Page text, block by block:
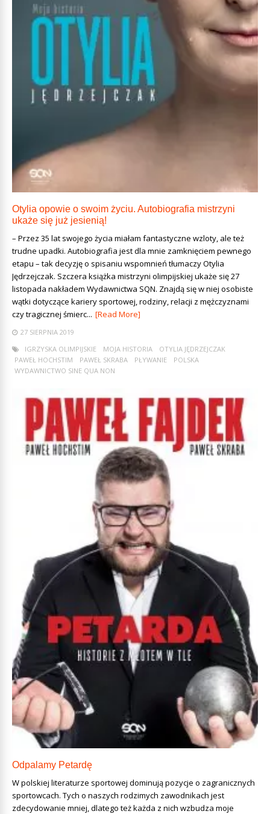
Otylia opowie o swoim życiu. Autobiografia mistrzyni
ukaże się już jesienią!
– Przez 35 lat swojego życia miałam fantastyczne wzloty, ale też
trudne upadki. Autobiografia jest dla mnie zamknięciem pewnego
etapu – tak decyzję o spisaniu wspomnień tłumaczy Otylia
Jędrzejczak. Szczera książka mistrzyni olimpijskiej ukaże się 27
listopada nakładem Wydawnictwa SQN. Znajdą się w niej osobiste
wątki dotyczące kariery sportowej, rodziny, relacji z mężczyznami
czy tragicznej śmierc... [Read More]
27 SIERPNIA 2019
IGRZYSKA OLIMPIJSKIE
MOJA HISTORIA
OTYLIA JĘDRZEJCZAK
PAWEŁ HOCHSTIM
PAWEŁ SKRABA PŁYWANIE
POLSKA
WYDAWNICTWO SINE QUA NON
Odpalamy Petardę
W polskiej literaturze sportowej dominują pozycje o zagranicznych
sportowcach. Tych o naszych rodzimych zawodnikach jest
zdecydowanie mniej, dlatego też każda z nich wzbudza moje